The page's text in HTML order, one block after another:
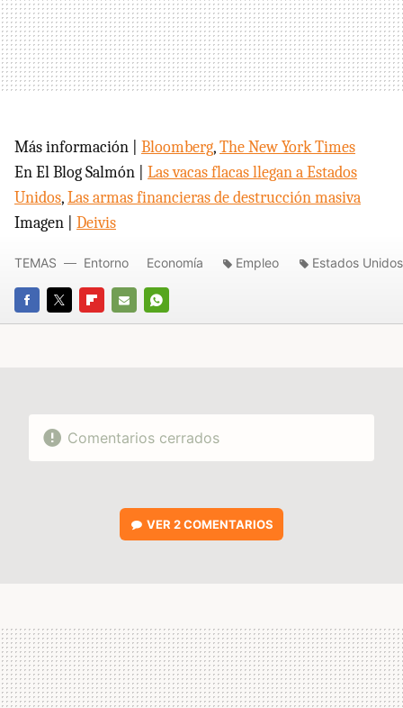
Más información | Bloomberg,The New York Times
En El Blog Salmón | Las vacas flacas llegan a Estados
Unidos,Las armas financieras de destrucción masiva
Imagen | Deivis
FACEBOOK
TWITTERFLIPBOARD
E-
WHATSAPP
TEMAS Entorno Economía Empleo Estados Unidos
Comentarios cerrados
VER2 COMENTARIOS